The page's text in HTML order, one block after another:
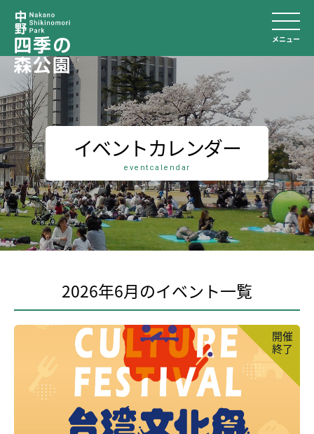
メニュー
イベントカレンダー
eventcalendar
2026年6月のイベント⼀覧
開催
終了